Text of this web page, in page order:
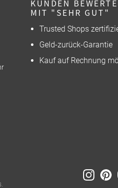
KUNDEN
MIT "SEHR GUT"
Trusted Shops
Geld-zurück-Garantie
Kauf auf Rechnung